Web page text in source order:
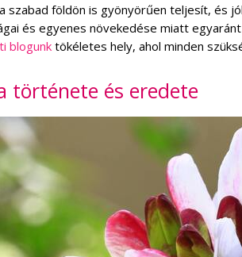
szabad földön is gyönyörűen teljesít, és
és egyenes növekedése miatt
blogunktökéletes hely, ahol minden
története és eredete